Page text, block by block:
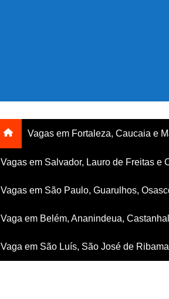
Vagas em Fortaleza, Caucaia e
Vagas em Salvador, Lauro de Freitas e
Vagas em São Paulo, Guarulhos,
Vaga em Belém, Ananindeua,
Vaga em São Luís, São José de